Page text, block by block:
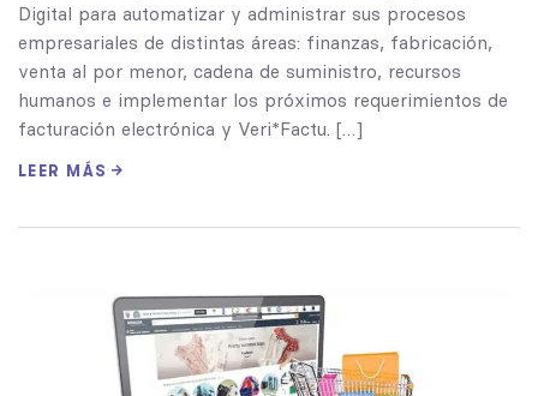
Digital para automatizar y administrar sus procesos
empresariales de distintas áreas: finanzas, fabricación,
venta al por menor, cadena de suministro, recursos
humanos e implementar los próximos requerimientos de
facturación electrónica y Veri*Factu. […]
LEER MÁS